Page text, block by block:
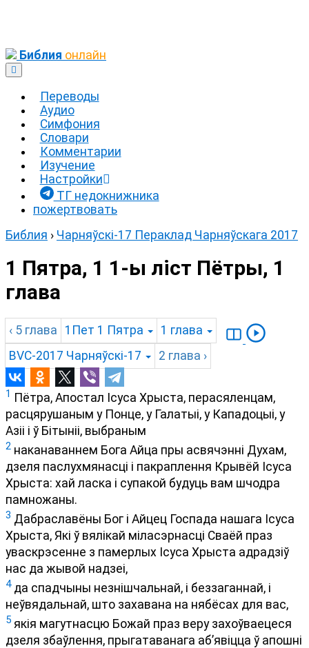
Библия онлайн
Переводы
Аудио
Симфония
Словари
Комментарии
Изучение
Настройки
ТГ недокнижника
пожертвовать
Библия › Чарняўскі-17 Пераклад Чарняўскага 2017
1 Пятра, 1 1-ы ліст Пётры, 1
глава
‹ 5 глава 1Пет 1 Пятра 1 глава
BVC-2017 Чарняўскі-17 2 глава ›
1 Пётра, Апостал Ісуса Хрыста, перасяленцам,
расцярушаным у Понце, у Галатыі, у Кападоцыі, у
Азіі і ў Бітыніі, выбраным
2 наканаваннем Бога Айца пры асвячэнні Духам,
дзеля паслухмянасці і пакраплення Крывёй Ісуса
Хрыста: хай ласка і супакой будуць вам шчодра
памножаны.
3 Дабраславёны Бог і Айцец Госпада нашага Ісуса
Хрыста, Які ў вялікай міласэрнасці Сваёй праз
уваскрэсенне з памерлых Ісуса Хрыста адрадзіў
нас да жывой надзеі,
4да спадчыны незнішчальнай, і беззаганнай, і
неўвядальнай, што захавана на нябёсах для вас,
5 якія магутнасцю Божай праз веру захоўваецеся
дзеля збаўлення, прыгатаванага аб’явіцца ў апошні